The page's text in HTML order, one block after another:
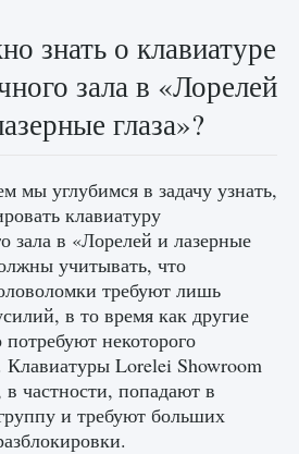
лиги Clash of Clans
2 599
знать о клавиатуре
зала в «Лорелей
глаза»?
мы углубимся в задачу узнать,
клавиатуру
зала в «Лорелей и лазерные
учитывать, что
требуют лишь
в то время как другие
некоторого
Клавиатуры Lorelei Showroom
в частности, попадают в
и требуют больших